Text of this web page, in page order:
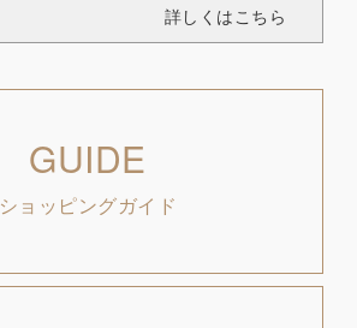
詳しくはこちら
GUIDE
ショッピングガイド